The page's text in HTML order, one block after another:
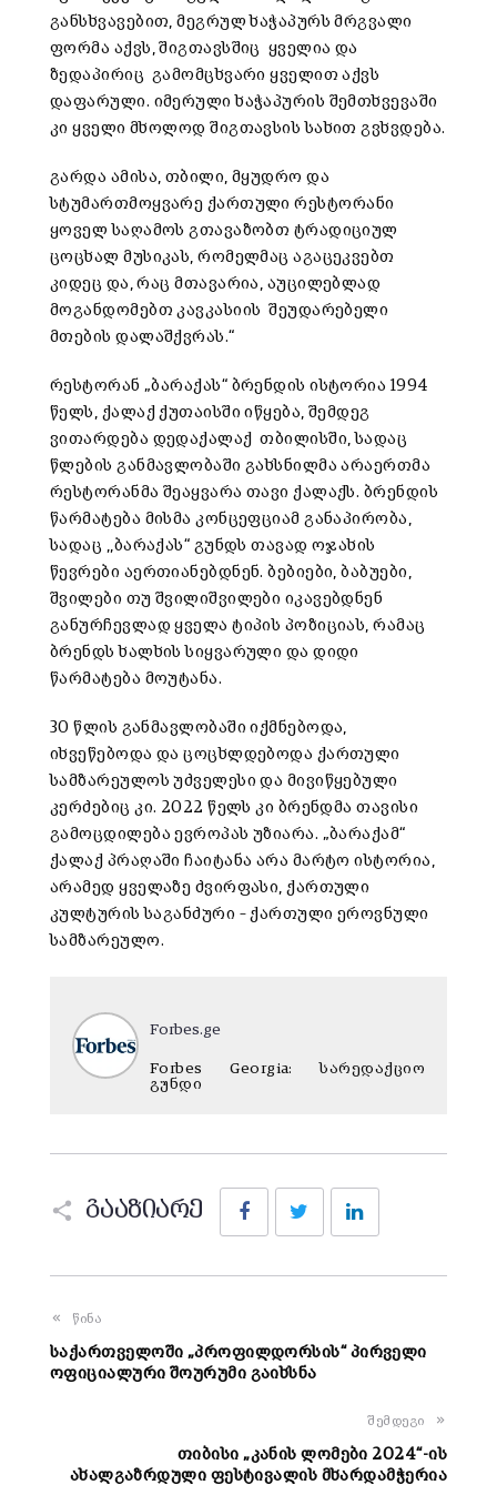
განსხვავებით, მეგრულ ხაჭაპურს მრგვალი
ფორმა აქვს, შიგთავსშიც ყველია და
ზედაპირიც გამომცხვარი ყველით აქვს
დაფარული. იმერული ხაჭაპურის შემთხვევაში
კი ყველი მხოლოდ შიგთავსის სახით გვხვდება.
გარდა ამისა, თბილი, მყუდრო და
სტუმართმოყვარე ქართული რესტორანი
ყოველ საღამოს გთავაზობთ ტრადიციულ
ცოცხალ მუსიკას, რომელმაც აგაცეკვებთ
კიდეც და, რაც მთავარია, აუცილებლად
მოგანდომებთ კავკასიის შეუდარებელი
მთების დალაშქვრას.“
რესტორან „ბარაქას“ ბრენდის ისტორია 1994
წელს, ქალაქ ქუთაისში იწყება, შემდეგ
ვითარდება დედაქალაქ თბილისში, სადაც
წლების განმავლობაში გახსნილმა არაერთმა
რესტორანმა შეაყვარა თავი ქალაქს. ბრენდის
წარმატება მისმა კონცეფციამ განაპირობა,
სადაც ,,ბარაქას“ გუნდს თავად ოჯახის
წევრები აერთიანებდნენ. ბებიები, ბაბუები,
შვილები თუ შვილიშვილები იკავებდნენ
განურჩევლად ყველა ტიპის პოზიციას, რამაც
ბრენდს ხალხის სიყვარული და დიდი
წარმატება მოუტანა.
30 წლის განმავლობაში იქმნებოდა,
იხვეწებოდა და ცოცხლდებოდა ქართული
სამზარეულოს უძველესი და მივიწყებული
კერძებიც კი. 2022 წელს კი ბრენდმა თავისი
გამოცდილება ევროპას უზიარა. „ბარაქამ“
ქალაქ პრაღაში ჩაიტანა არა მარტო ისტორია,
არამედ ყველაზე ძვირფასი, ქართული
კულტურის საგანძური – ქართული ეროვნული
სამზარეულო.
Forbes.ge
Forbes Georgia: სარედაქციო
გუნდი
გააზიარე
FacebookTwitter
წინა
საქართველოში „პროფილდორსის“ პირველი
ოფიციალური შოურუმი გაიხსნა
შემდეგი
თიბისი „კანის ლომები 2024“-ის
ახალგაზრდული ფესტივალის მხარდამჭერია